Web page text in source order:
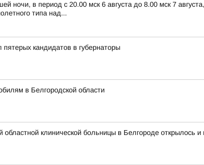
ночи, в период с 20.00 мск 6 августа до 8.00 мск 7
типа над...
пятерых кандидатов в губернаторы
в Белгородской области
клинической больницы в Белгороде открылось и